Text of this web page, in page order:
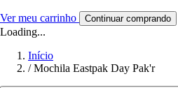
Ver meu carrinho Continuar comprando
Loading...
Início
/ Mochila Eastpak Day Pak'r